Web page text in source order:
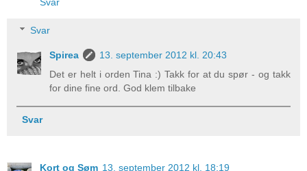
Svar
Spirea
13. september 2012 kl. 20:43
Det er helt i orden Tina :) Takk for at du spør - og takk
for dine fine ord. God klem tilbake
Svar
Kort og Søm 13. september 2012 kl. 18:19